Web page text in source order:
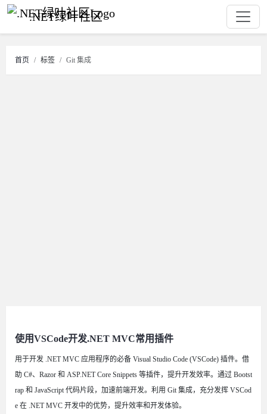
.NET绿叶社区
首页 标签 Git 集成
使用VSCode开发.NET MVC常用插件
用于开发 .NET MVC 应用程序的必备 Visual Studio Code (VSCode) 插件。借
助 C#、Razor 和 ASP.NET Core Snippets 等插件，提升开发效率。通过 Bootst
rap 和 JavaScript 代码片段，加速前端开发。利用 Git 集成，充分发挥 VSCod
e 在 .NET MVC 开发中的优势，提升效率和开发体验。